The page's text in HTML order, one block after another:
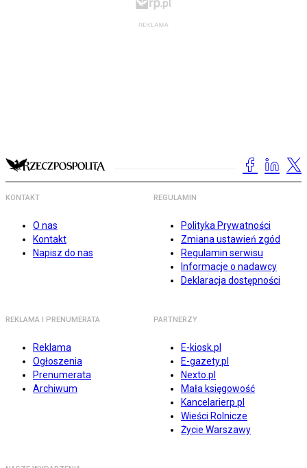
KONTAKT
O nas
Kontakt
Napisz do nas
REGULAMIN
Polityka Prywatności
Zmiana ustawień zgód
Regulamin serwisu
Informacje o nadawcy
Deklaracja dostępności
REKLAMA I PRENUMERATA
Reklama
Ogłoszenia
Prenumerata
Archiwum
PARTNERZY
E-kiosk.pl
E-gazety.pl
Nexto.pl
Mała księgowość
Kancelarierp.pl
Wieści Rolnicze
Życie Warszawy